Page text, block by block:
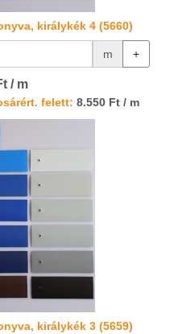
királykék 4 (5660)
m +
/ m
felett: 8.550 Ft / m
királykék 3 (5659)